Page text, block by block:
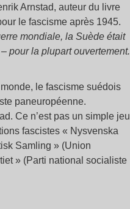
Arnstad, auteur du livre
le fascisme après 1945.
mondiale, la Suède était
pour la plupart ouvertement.
le fascisme suédois
paneuropéenne.
Ce n’est pas un simple jeu
fascistes « Nysvenska
Samling » (Union
» (Parti national socialiste